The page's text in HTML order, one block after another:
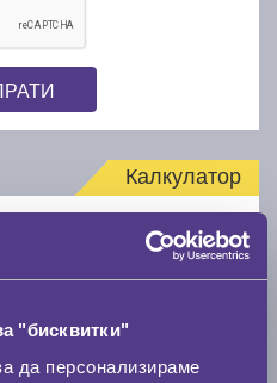
"бисквитки"
да персонализираме
Калкулатор